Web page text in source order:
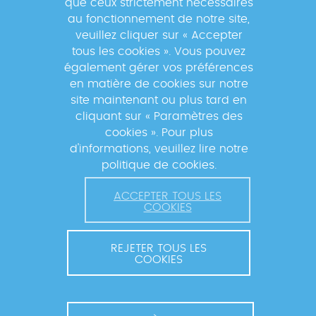
En s'inscrivant à la newsletter, vos données seront
traitées par la Fondation Mérieux pour vous envoyer des
informations sur nos activités et vous informer des
événements à venir. Pour plus d'informations, veuillez
lire notrePolitique de confidentialité
que ceux strictement nécessaires
au fonctionnement de notre site,
veuillez cliquer sur « Accepter
tous les cookies ». Vous pouvez
également gérer vos préférences
en matière de cookies sur notre
site maintenant ou plus tard en
cliquant sur « Paramètres des
cookies ». Pour plus
d'informations, veuillez lire notre
politique de cookies.
ACCEPTER TOUS LES
COOKIES
REJETER TOUS LES
COOKIES